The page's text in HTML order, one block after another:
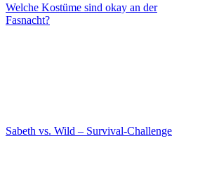
Welche Kostüme sind okay an der
Fasnacht?
Sabeth vs. Wild – Survival-Challenge